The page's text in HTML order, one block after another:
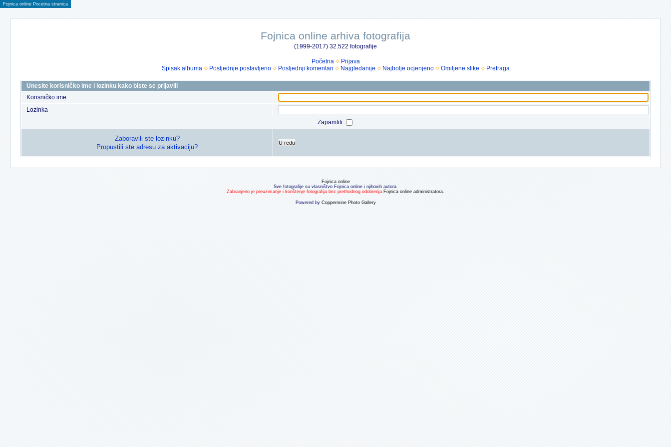
Fojnica online Pocetna stranica
Fojnica online arhiva fotografija
(1999-2017) 32.522 fotografije
Početna
Prijava
Spisak albuma
Posljednje postavljeno Posljednji komentari Najgledanije Najbolje ocjenjeno Omiljene slike Pretraga
Unesite korisničko ime i lozinku kako biste se prijavili
Korisničko ime
Lozinka
Zapamtiti
Zaboravili ste lozinku?
Propustili ste adresu za aktivaciju?
U redu
Fojnica online
Sve fotografije su vlasništvo Fojnica online i njihovih autora.
Zabranjeno je preuzimanje i korištenje fotografija bez prethodnog odobrenja Fojnica online administratora.
Powered by Coppermine Photo Gallery